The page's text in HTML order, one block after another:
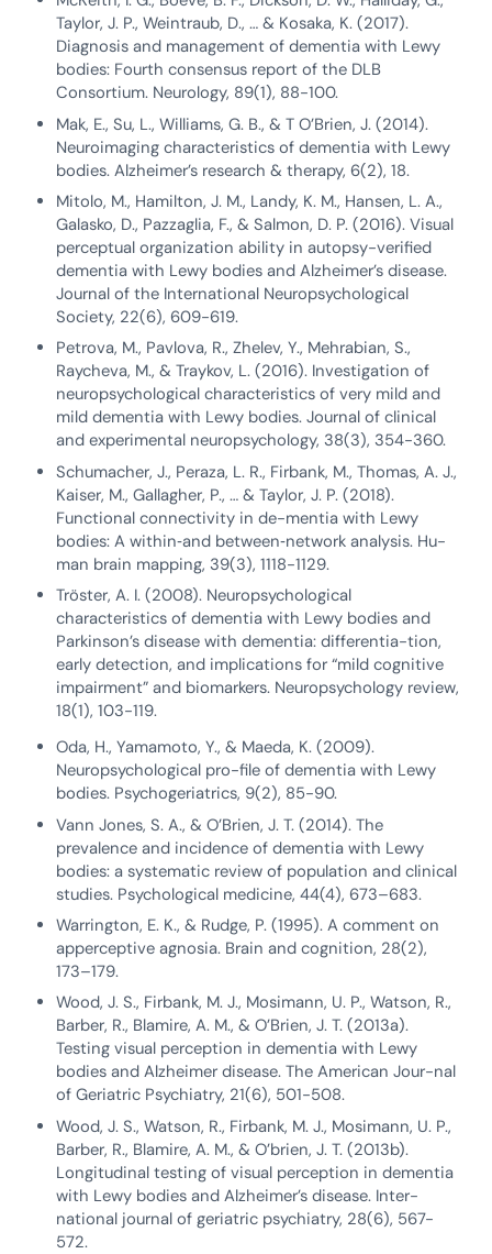
Taylor, J. P., Weintraub, D., … & Kosaka, K. (2017).
Diagnosis and management of dementia with Lewy
bodies: Fourth consensus report of the DLB
Consortium. Neurology, 89(1), 88-100.
Mak, E., Su, L., Williams, G. B., & T O’Brien, J. (2014).
Neuroimaging characteristics of dementia with Lewy
bodies. Alzheimer’s research & therapy, 6(2), 18.
Mitolo, M., Hamilton, J. M., Landy, K. M., Hansen, L. A.,
Galasko, D., Pazzaglia, F., & Salmon, D. P. (2016). Visual
perceptual organization ability in autopsy-verified
dementia with Lewy bodies and Alzheimer’s disease.
Journal of the International Neuropsychological
Society, 22(6), 609-619.
Petrova, M., Pavlova, R., Zhelev, Y., Mehrabian, S.,
Raycheva, M., & Traykov, L. (2016). Investigation of
neuropsychological characteristics of very mild and
mild dementia with Lewy bodies. Journal of clinical
and experimental neuropsychology, 38(3), 354-360.
Schumacher, J., Peraza, L. R., Firbank, M., Thomas, A. J.,
Kaiser, M., Gallagher, P., … & Taylor, J. P. (2018).
Functional connectivity in de-mentia with Lewy
bodies: A within‐and between‐network analysis. Hu-
man brain mapping, 39(3), 1118-1129.
Tröster, A. I. (2008). Neuropsychological
characteristics of dementia with Lewy bodies and
Parkinson’s disease with dementia: differentia-tion,
early detection, and implications for “mild cognitive
impairment” and biomarkers. Neuropsychology review,
18(1), 103-119.
Oda, H., Yamamoto, Y., & Maeda, K. (2009).
Neuropsychological pro-file of dementia with Lewy
bodies. Psychogeriatrics, 9(2), 85-90.
Vann Jones, S. A., & O’Brien, J. T. (2014). The
prevalence and incidence of dementia with Lewy
bodies: a systematic review of population and clinical
studies. Psychological medicine, 44(4), 673–683.
Warrington, E. K., & Rudge, P. (1995). A comment on
apperceptive agnosia. Brain and cognition, 28(2),
173–179.
Wood, J. S., Firbank, M. J., Mosimann, U. P., Watson, R.,
Barber, R., Blamire, A. M., & O’Brien, J. T. (2013a).
Testing visual perception in dementia with Lewy
bodies and Alzheimer disease. The American Jour-nal
of Geriatric Psychiatry, 21(6), 501-508.
Wood, J. S., Watson, R., Firbank, M. J., Mosimann, U. P.,
Barber, R., Blamire, A. M., & O’brien, J. T. (2013b).
Longitudinal testing of visual perception in dementia
with Lewy bodies and Alzheimer’s disease. Inter-
national journal of geriatric psychiatry, 28(6), 567-
572.